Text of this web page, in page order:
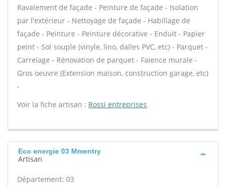
Ravalement de façade - Peinture de façade - Isolation
par l'extérieur - Nettoyage de façade - Habillage de
façade - Peinture - Peinture décorative - Enduit - Papier
peint - Sol souple (vinyle, lino, dalles PVC, etc) - Parquet -
Carrelage - Rénovation de parquet - Faïence murale -
Gros oeuvre (Extension maison, construction garage, etc)
-
Voir la fiche artisan : Rossi entreprises
Eco energie 03 Mmentry
Artisan
Département: 03